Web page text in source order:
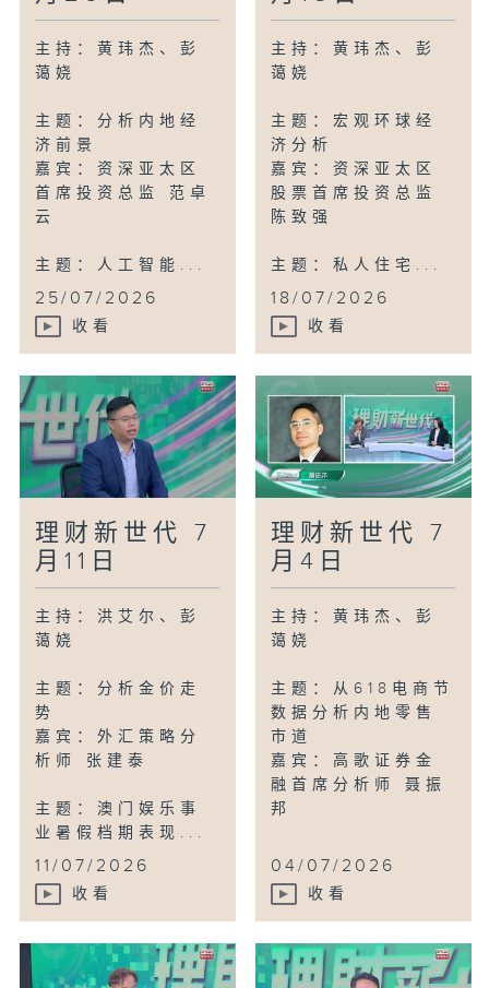
主持：黄玮杰、彭
蔼娆
主题：分析内地经
济前景
嘉宾：资深亚太区
首席投资总监 范卓
云
主题：人工智能...
25/07/2026
收看
主持：黄玮杰、彭
蔼娆
主题：宏观环球经
济分析
嘉宾：资深亚太区
股票首席投资总监
陈致强
主题：私人住宅...
18/07/2026
收看
理财新世代 7
月11日
主持：洪艾尔、彭
蔼娆
主题：分析金价走
势
嘉宾：外汇策略分
析师 张建泰
主题：澳门娱乐事
业暑假档期表现...
11/07/2026
收看
理财新世代 7
月4日
主持：黄玮杰、彭
蔼娆
主题：从618电商节
数据分析内地零售
市道
嘉宾：高歌证券金
融首席分析师 聂振
邦
04/07/2026
收看